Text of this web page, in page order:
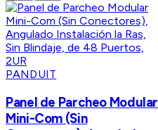
PANDUIT
Panel de Parcheo Modular
Mini-Com (Sin